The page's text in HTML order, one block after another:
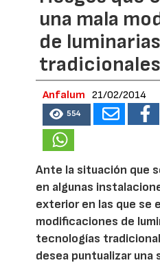
una mala
de luminarias
tradicionales
Anfalum 21/02/2014
554
Ante la situación que
en algunas
exterior en las que se
modificaciones de
tecnologías
desea puntualizar una